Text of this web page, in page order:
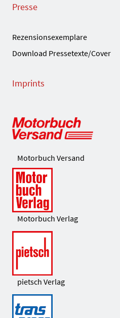
Presse
Rezensionsexemplare
Download Pressetexte/Cover
Imprints
Motorbuch Versand
Motorbuch Verlag
pietsch Verlag